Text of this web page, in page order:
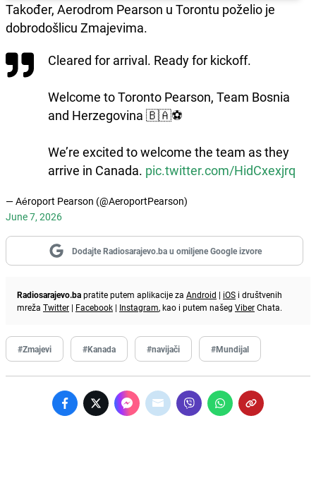
Također, Aerodrom Pearson u Torontu poželio je
dobrodošlicu Zmajevima.
Cleared for arrival. Ready for kickoff.
Welcome to Toronto Pearson, Team Bosnia
and Herzegovina 🇧🇦⚽
We’re excited to welcome the team as they
arrive in Canada. pic.twitter.com/HidCxexjrq
— Aéroport Pearson (@AeroportPearson)
June 7, 2026
Dodajte Radiosarajevo.ba u omiljene Google izvore
Radiosarajevo.bapratite putem aplikacije za Android | iOS i društvenih
mreža Twitter | Facebook | Instagram, kao i putem našeg ViberChata.
#Zmajevi #Kanada #navijači #Mundijal